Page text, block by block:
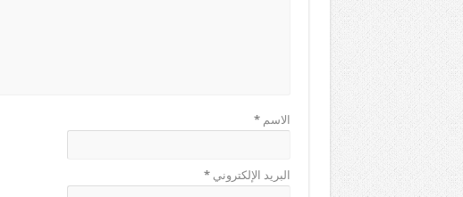
الاسم*
البريد الإلكتروني*